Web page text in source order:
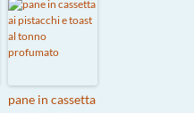
pane in cassetta